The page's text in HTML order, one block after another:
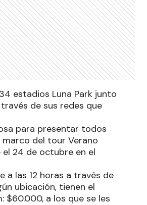
estadios Luna Park junto
de sus redes que
para presentar todos
del tour Verano
24 de octubre en el
a las 12 horas a través de
ubicación, tienen el
a los que se les